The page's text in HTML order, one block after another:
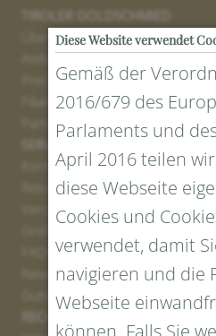
TIROLER GOLDSCHMIED
Über uns
Atelier
Presse
Filialen
Partner
SERVICE
Kontakt
Retourenportal
Versand
Newsletter Anmelden
Gutschein erstellen
RECHTLICHES UND
Diese Website verwendet
Gemäß der
2016/679 des
Parlaments und
April 2016 teilen
diese Webseite
Cookies und
verwendet, damit
navigieren und die
Webseite
können. Falls Sie